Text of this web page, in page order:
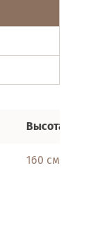
Высота
160 см